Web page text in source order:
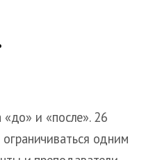
и «после». 26
одним